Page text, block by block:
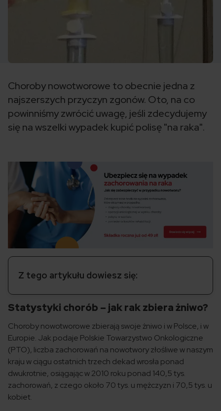
Choroby nowotworowe to obecnie jedna z
najszerszych przyczyn zgonów. Oto, na co
powinniśmy zwrócić uwagę, jeśli zdecydujemy
się na wszelki wypadek kupić polisę "na raka".
Z tego artykułu dowiesz się:
Statystyki chorób – jak rak zbiera żniwo?
Choroby nowotworowe zbierają swoje żniwo i w Polsce, i w
Europie. Jak podaje Polskie Towarzystwo Onkologiczne
(PTO), liczba zachorowań na nowotwory złośliwe w naszym
kraju w ciągu ostatnich trzech dekad wrosła ponad
dwukrotnie, osiągając w 2010 roku ponad 140,5 tys.
zachorowań, z czego około 70 tys. u mężczyzn i 70,5 tys. u
kobiet.